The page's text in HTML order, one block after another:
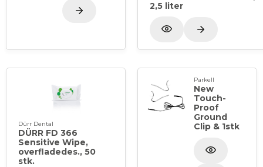
2,5 liter
Dürr Dental
DÜRR FD 366
Sensitive Wipe,
overfladedes., 50
stk.
Parkell
New
Touch-
Proof
Ground
Clip & 1stk